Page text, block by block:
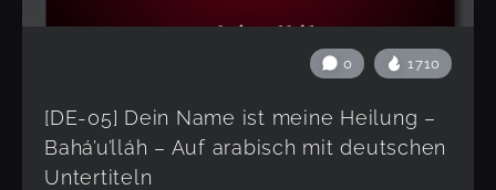
0 1710
[DE-05] Dein Name ist meine Heilung –
Bahá’u’lláh – Auf arabisch mit deutschen
Untertiteln